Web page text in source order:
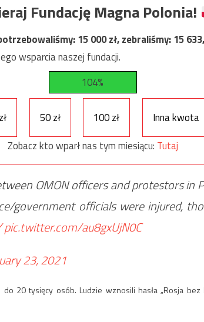
Fundację Magna Polonia!
15 000zł, zebraliśmy:15
wsparcia naszej fundacji.
104%
50 zł 100 zł
Inna kwota
Zobacz kto wparł nas tym miesiącu: Tutaj
OMON officers and protestors in
government officials were injured,
pic.twitter.com/au8gxUjN0C
23, 2021
20 tysięcy osób. Ludzie wznosili hasła „Rosja bez